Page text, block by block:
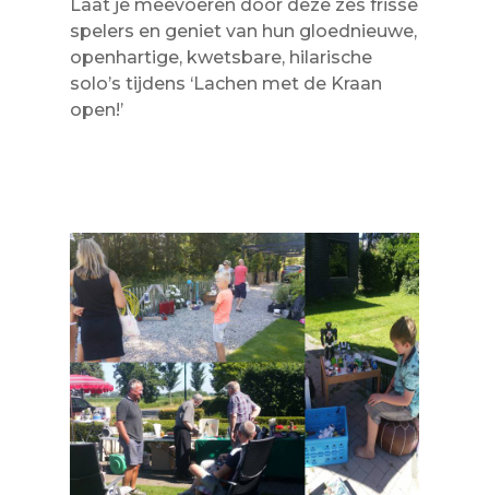
Laat je meevoeren door deze zes frisse
spelers en geniet van hun gloednieuwe,
openhartige, kwetsbare, hilarische
solo’s tijdens ‘Lachen met de Kraan
open!’